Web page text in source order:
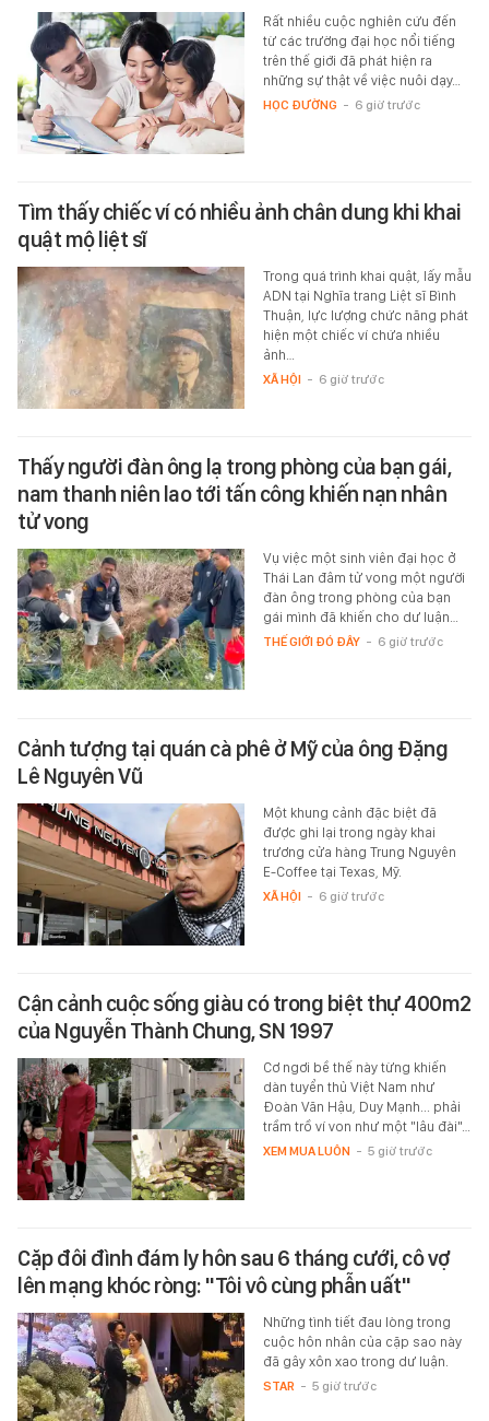
Rất nhiều cuộc nghiên cứu đến
từ các trường đại học nổi tiếng
trên thế giới đã phát hiện ra
những sự thật về việc nuôi dạy…
HỌC ĐƯỜNG - 6 giờ trước
Tìm thấy chiếc ví có nhiều ảnh chân dung khi khai
quật mộ liệt sĩ
Trong quá trình khai quật, lấy mẫu
ADN tại Nghĩa trang Liệt sĩ Bình
Thuận, lực lượng chức năng phát
hiện một chiếc ví chứa nhiều
ảnh…
XÃ HỘI - 6 giờ trước
Thấy người đàn ông lạ trong phòng của bạn gái,
nam thanh niên lao tới tấn công khiến nạn nhân
tử vong
Vụ việc một sinh viên đại học ở
Thái Lan đâm tử vong một người
đàn ông trong phòng của bạn
gái mình đã khiến cho dư luận…
THẾ GIỚI ĐÓ ĐÂY - 6 giờ trước
Cảnh tượng tại quán cà phê ở Mỹ của ông Đặng
Lê Nguyên Vũ
Một khung cảnh đặc biệt đã
được ghi lại trong ngày khai
trương cửa hàng Trung Nguyên
E-Coffee tại Texas, Mỹ.
XÃ HỘI - 6 giờ trước
Cận cảnh cuộc sống giàu có trong biệt thự 400m2
của Nguyễn Thành Chung, SN 1997
Cơ ngơi bề thế này từng khiến
dàn tuyển thủ Việt Nam như
Đoàn Văn Hậu, Duy Mạnh... phải
trầm trồ ví von như một "lâu đài"…
XEM MUA LUÔN - 5 giờ trước
Cặp đôi đình đám ly hôn sau 6 tháng cưới, cô vợ
lên mạng khóc ròng: "Tôi vô cùng phẫn uất"
Những tình tiết đau lòng trong
cuộc hôn nhân của cặp sao này
đã gây xôn xao trong dư luận.
STAR - 5 giờ trước